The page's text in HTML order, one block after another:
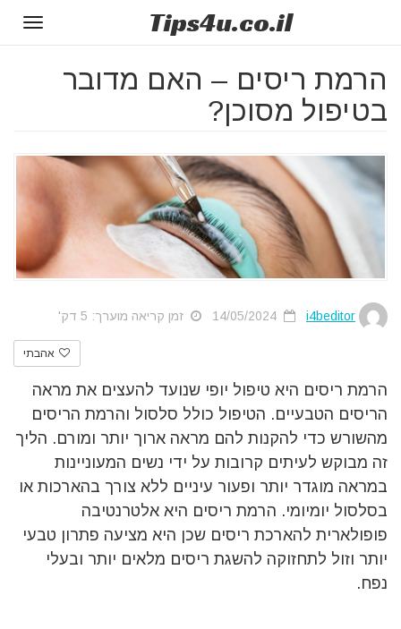
Tips4u.co.il
הרמת ריסים – האם מדובר
בטיפול מסוכן?
i4beditor זמן קריאה מוערך: 5 דק'
אהבתי
הרמת ריסים היא טיפול יופי שנועד להעצים את מראה
הריסים הטבעיים. הטיפול כולל סלסול והרמת הריסים
מהשורש כדי להקנות להם מראה ארוך יותר ומורם. הליך
זה מבוקש לעיתים קרובות על ידי נשים המעוניינות
במראה מוגדר יותר ופעור עיניים ללא צורך בהארכות או
בסלסול יומיומי. הרמת ריסים היא אלטרנטיבה
פופולארית להארכת ריסים שכן היא מציעה פתרון טבעי
יותר וזול לתחזוקה להשגת ריסים מלאים יותר ובעלי
נפח.